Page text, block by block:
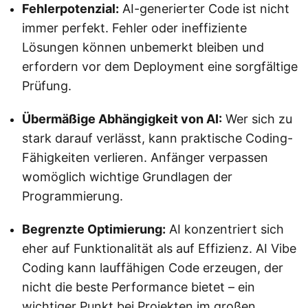
Fehlerpotenzial: AI-generierter Code ist nicht
immer perfekt. Fehler oder ineffiziente
Lösungen können unbemerkt bleiben und
erfordern vor dem Deployment eine sorgfältige
Prüfung.
Übermäßige Abhängigkeit von AI: Wer sich zu
stark darauf verlässt, kann praktische Coding-
Fähigkeiten verlieren. Anfänger verpassen
womöglich wichtige Grundlagen der
Programmierung.
Begrenzte Optimierung: AI konzentriert sich
eher auf Funktionalität als auf Effizienz. AI Vibe
Coding kann lauffähigen Code erzeugen, der
nicht die beste Performance bietet – ein